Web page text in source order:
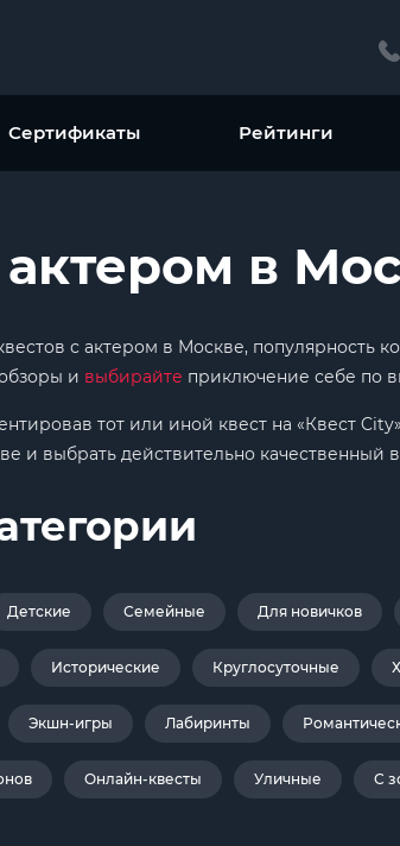
Сертификаты Рейтинги
в
с актером в Москве, популярность
и выбирайте приключение себе по
тот или иной квест на «Квест
и выбрать действительно качественный
Детские Семейные Для новичков
Исторические Круглосуточные
Экшн-игры Лабиринты
Онлайн-квесты Уличные С